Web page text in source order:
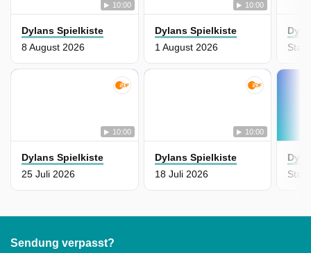
10:00
Dylans Spielkiste
8 August 2026
10:00
Dylans Spielkiste
1 August 2026
10:00
Dylans Spielkiste
25 Juli 2026
10:00
Dylans Spielkiste
18 Juli 2026
Sendung verpasst?